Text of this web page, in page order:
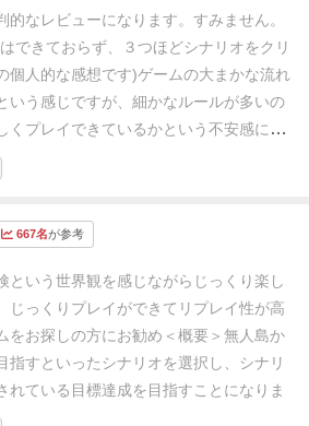
いくことが求められる。さらに、拡張や
、有志のシナリオなどもあり、システム
えすれば結構しゃぶりつくせそう。自分
考えるのも良いかもしれない。ただ、１
10ラウンドというのは長丁場で（ソロで
人では４－５時間かかった。しかも大抵
ゲームオーバーとなった）、それなりの
ラミスティカといったマスターピースが
い名作であり、今更であるが、これまで
ったことを後悔するくらいのインパクト
評価9/10 重さ8/10
ークン」を置く。
・カードに描いてある
の上半分）を直ちに適用し、ゲーム盤の
」の右側のマスに配置する。もし、右側
ドが置いてある場合は、そのカードを左
せ、その後空いたスペースに今回引いた
外に押し出され、カードの最下部に描い
合に、必要な分を失うことができない場
親プレイヤーは、「士気表」でマーカー
し、マーカーの位置によって「意思トー
取ったり、捨てたりする。なお、保有し
トークン」より多く捨てる必要がある場
だけ親プレイヤーが負傷する。また、
ン」は獲得したプレイヤーだけが使用可
が、シェルターみたいな寝床を作ってい
ジを負いますし、キャンプ地を移動する
択があります。それをワーカーでアクシ
すが、紹介していない中でも探索や、ア
猛獣狩りというある意味重要なアクショ
クションにワーカーが2つ置かれると
理由でアクションが1になっている場
か失敗かだけではなく、負傷するかしな
シデントが起こるかどうかというダイス
されます・・・アクシデントって何かっ
」とでかでかと書かれたカードをめくる
・ ダンイジヨウブダイジョウブ、失敗率
を踏まえて再プレイ、今度は間違えない
度は家の製作に間に合わず天候でダメ
・ イベントカード効果での影響
そもそも、出来事（ラウンドでやらなきゃ
）が多すぎ・・・ 取説の順番通り潰し
抜かしたりしてしまいそう・・・
が多いせいで世界観に没頭できるのがこ
のですが噛めば噛むほど味のするスルメ
ベストですが、取説も細かく書かれてい
ターネットにて検索すれば詳細な説明も
ます。 何にせよ、まずプレイして強引に
が間違ってたんだ・・・と気が付くこと
います。 そうして慣れてくるとゲーム
ョンに配置して、食料を確保したり、ロ
ル等のアイテムを作ったり、島の奥深く
くワーカープレイスメントがメインとな
複数のシナリオがあり、様々な目的達成
れた無人島で奮闘するのですが、、、
ると、食料調達、シェルター(拠点)製作
りません。各アクションは人手を増やせ
るのですが、すべて100％成功の安全策
と手数不足でクリア出来ないゲームバラ
います。ある程度リスク覚悟で人手を分
がありますが、そうすると今度は作業失
なるトラブルを招いたりとなかなか計画
せん。 モンスターが襲ってきたり、道具
嵐が来たり、、次々と訪れるトラブル対
的なレビューになります。すみません。
できておらず、３つほどシナリオをクリ
個人的な感想です)ゲームの大まかな流れ
いう感じですが、細かなルールが多いの
くプレイできているかという不安感に苛
プレイになります。
ームの楽しみ方として、
がこのゲーム、後者の要素が強い人でな
ですが運要素が強い故に理不尽さを感じ
す。
すぐ死にます。リプレイを何度かす
能ですが、 リプレイするにはまた片付け
要…これもちょっと時間がかかるので大
で買いましたが個人的にはあまり良いゲ
667名が参考
という世界観を感じながらじっくり楽し
じっくりプレイができてリプレイ性が高
をお探しの方にお勧め ＜概要＞ 無人島か
指すといったシナリオを選択し、シナリ
れている目標達成を目指すことになりま
は７種類同梱されていますが、ほとんど